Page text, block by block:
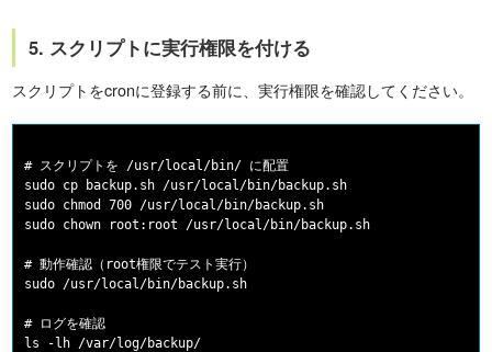
5. スクリプトに実行権限を付ける
スクリプトをcronに登録する前に、実行権限を確認してください。
# スクリプトを /usr/local/bin/ に配置
sudo cp backup.sh /usr/local/bin/backup.sh
sudo chmod 700 /usr/local/bin/backup.sh
sudo chown root:root /usr/local/bin/backup.sh
# 動作確認（root権限でテスト実行）
sudo /usr/local/bin/backup.sh
# ログを確認